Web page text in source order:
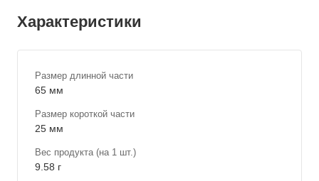
Характеристики
Размер длинной части
65 мм
Размер короткой части
25 мм
Вес продукта (на 1 шт.)
9.58 г